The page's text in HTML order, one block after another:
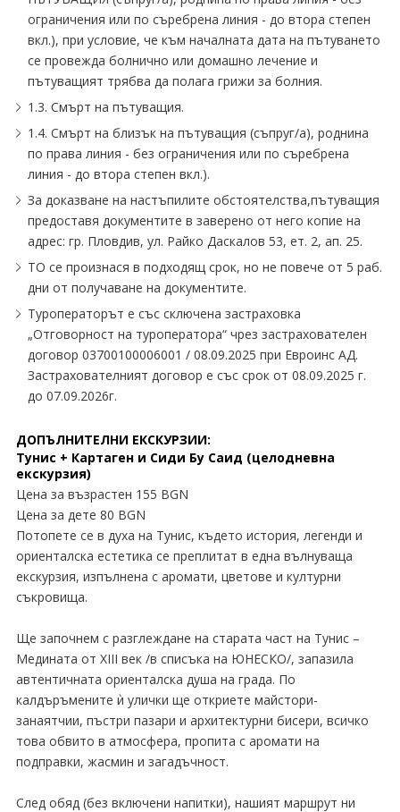
ограничения или по съребрена линия - до втора степен
вкл.), при условие, че към началната дата на пътуването
се провежда болнично или домашно лечение и
пътуващият трябва да полага грижи за болния.
1.3. Смърт на пътуващия.
1.4. Смърт на близък на пътуващия (съпруг/а), роднина
по права линия - без ограничения или по съребрена
линия - до втора степен вкл.).
За доказване на настъпилите обстоятелства,пътуващия
предоставя документите в заверено от него копие на
адрес: гр. Пловдив, ул. Райко Даскалов 53, ет. 2, ап. 25.
ТО се произнася в подходящ срок, но не повече от 5 раб.
дни от получаване на документите.
Туроператорът е със сключена застраховка
„Отговорност на туроператора“ чрез застрахователен
договор 03700100006001 / 08.09.2025 при Евроинс АД.
Застрахователният договор е със срок от 08.09.2025 г.
до 07.09.2026г.
ДОПЪЛНИТЕЛНИ ЕКСКУРЗИИ:
Тунис + Картаген и Сиди Бу Саид (целодневна
екскурзия)
Цена за възрастен 155 BGN
Цена за дете 80 BGN
Потопете се в духа на Тунис, където история, легенди и
ориенталска естетика се преплитат в една вълнуваща
екскурзия, изпълнена с аромати, цветове и културни
съкровища.
Ще започнем с разглеждане на старата част на Тунис –
Медината от XIII век /в списъка на ЮНЕСКО/, запазила
автентичната ориенталска душа на града. По
калдъръмените ѝ улички ще откриете майстори-
занаятчии, пъстри пазари и архитектурни бисери, всичко
това обвито в атмосфера, пропита с аромати на
подправки, жасмин и загадъчност.
След обяд (без включени напитки), нашият маршрут ни